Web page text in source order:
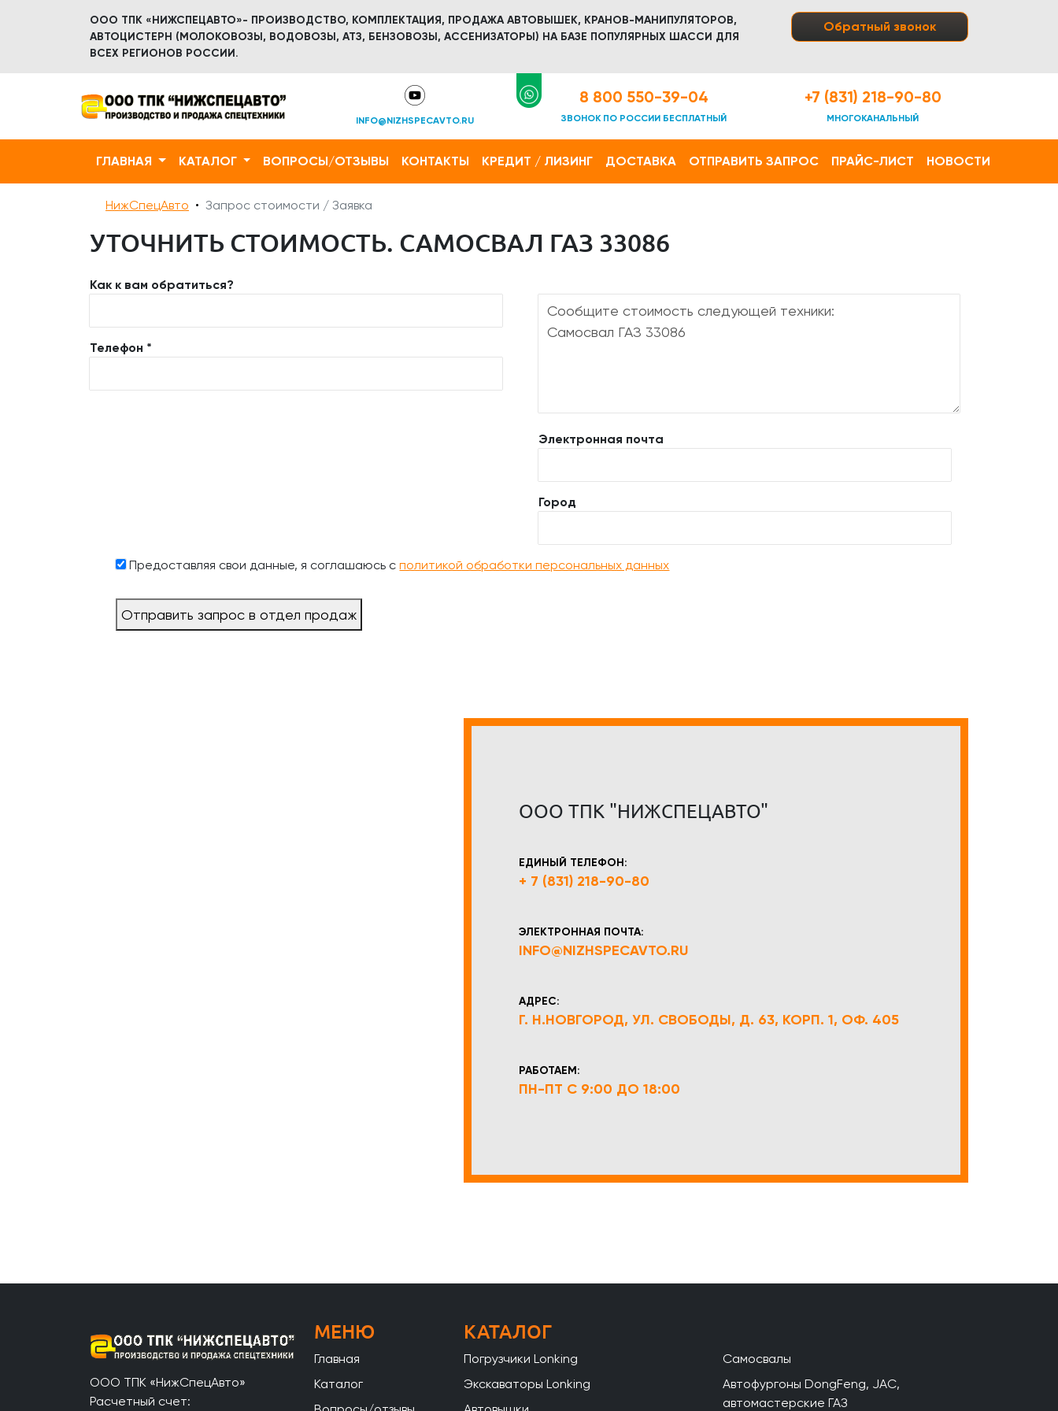
ООО ТПК «НИЖСПЕЦАВТО»- ПРОИЗВОДСТВО, КОМПЛЕКТАЦИЯ, ПРОДАЖА АВТОВЫШЕК, КРАНОВ-МАНИПУЛЯТОРОВ,
АВТОЦИСТЕРН (МОЛОКОВОЗЫ, ВОДОВОЗЫ, АТЗ, БЕНЗОВОЗЫ, АССЕНИЗАТОРЫ) НА БАЗЕ ПОПУЛЯРНЫХ ШАССИ ДЛЯ
ВСЕХ РЕГИОНОВ РОССИИ.
Обратный звонок
INFO@NIZHSPECAVTO.RU
8 800 550-39-04
ЗВОНОК ПО РОССИИ БЕСПЛАТНЫЙ
+7 (831) 218-90-80
МНОГОКАНАЛЬНЫЙ
ГЛАВНАЯ КАТАЛОГ ВОПРОСЫ/ОТЗЫВЫ КОНТАКТЫ КРЕДИТ / ЛИЗИНГ ДОСТАВКА ОТПРАВИТЬ ЗАПРОС ПРАЙС-ЛИСТ НОВОСТИ
НижСпецАвто Запрос стоимости / Заявка
УТОЧНИТЬ СТОИМОСТЬ. САМОСВАЛ ГАЗ 33086
Как к вам обратиться?
Телефон *
Электронная почта
Город
Предоставляя свои данные, я соглашаюсь сполитикой обработки персональных данных
Отправить запрос в отдел продаж
ООО ТПК "НИЖСПЕЦАВТО"
ЕДИНЫЙ ТЕЛЕФОН:
+ 7 (831) 218-90-80
ЭЛЕКТРОННАЯ ПОЧТА:
INFO@NIZHSPECAVTO.RU
АДРЕС:
Г. Н.НОВГОРОД, УЛ. СВОБОДЫ, Д. 63, КОРП. 1, ОФ. 405
РАБОТАЕМ:
ПН-ПТ С 9:00 ДО 18:00
ООО ТПК «НижСпецАвто»
Расчетный счет:
МЕНЮ
Главная
Каталог
КАТАЛОГ
Погрузчики Lonking
Экскаваторы Lonking
Самосвалы
Автофургоны DongFeng, JAC,
автомастерские ГАЗ